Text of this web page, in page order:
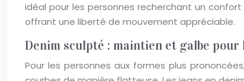
idéal pour les personnes recherchant un
offrant une liberté de mouvement appréciable.
Denim sculpté : maintien et galbe pour
Pour les personnes aux formes plus